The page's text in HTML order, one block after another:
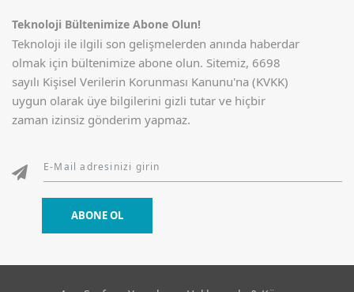
Teknoloji Bültenimize Abone Olun!
Teknoloji ile ilgili son gelişmelerden anında haberdar
olmak için bültenimize abone olun. Sitemiz, 6698
sayılı Kişisel Verilerin Korunması Kanunu'na (KVKK)
uygun olarak üye bilgilerini gizli tutar ve hiçbir
zaman izinsiz gönderim yapmaz.
ABONE OL